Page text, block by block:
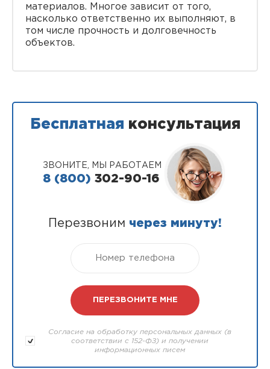
материалов. Многое зависит от того,
насколько ответственно их выполняют, в
том числе прочность и долговечность
объектов.
Бесплатная консультация
ЗВОНИТЕ, МЫ РАБОТАЕМ
8 (800) 302-90-16
Перезвоним через минуту!
Согласие на обработку персональных данных (в
соответствии с 152-ФЗ) и получении
информационных писем